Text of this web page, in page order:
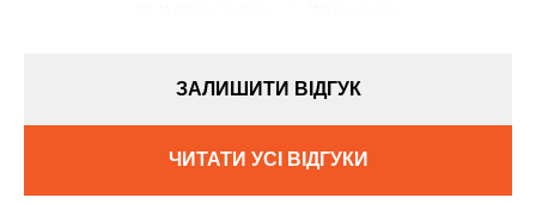
ЗАЛИШИТИ ВІДГУК
ЧИТАТИ УСІ ВІДГУКИ